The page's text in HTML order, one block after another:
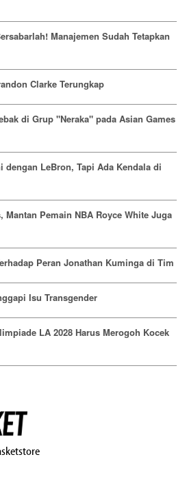
Manajemen Sudah Tetapkan
Clarke Terungkap
di Grup "Neraka" pada Asian Games
dengan LeBron, Tapi Ada Kendala di
Mantan Pemain NBA Royce White Juga
Peran Jonathan Kuminga di Tim
Isu Transgender
LA 2028 Harus Merogoh Kocek